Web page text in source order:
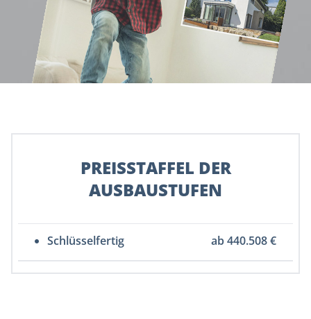
PREISSTAFFEL DER
AUSBAUSTUFEN
Schlüsselfertig ab 440.508 €